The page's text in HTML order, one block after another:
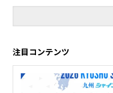
注目コンテンツ